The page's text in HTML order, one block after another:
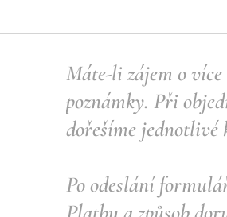
Máte-li zájem o
poznámky. Při
dořešíme jednotlivé
Po odeslání